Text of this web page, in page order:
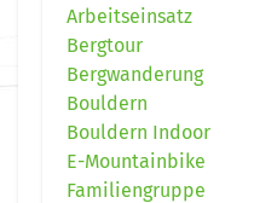
Arbeitseinsatz
Bergtour
Bergwanderung
Bouldern
Bouldern Indoor
E-Mountainbike
Familiengruppe